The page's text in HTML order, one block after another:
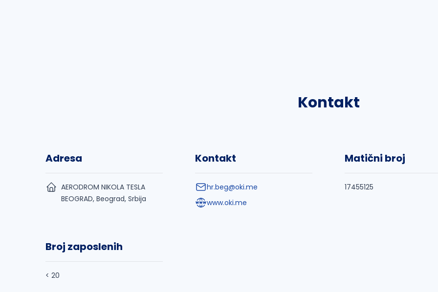
Kontakt
Adresa
AERODROM NIKOLA TESLA
BEOGRAD, Beograd, Srbija
Kontakt
hr.beg@oki.me
www.oki.me
Matični broj
17455125
Broj zaposlenih
< 20